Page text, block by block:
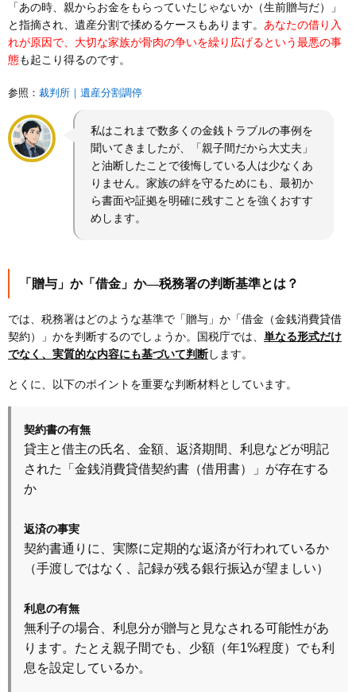
「あの時、親からお金をもらっていたじゃないか（生前贈与だ）」
と指摘され、遺産分割で揉めるケースもあります。 あなたの借り入
れが原因で、大切な家族が骨肉の争いを繰り広げるという最悪の事
態も起こり得るのです。
参照： 裁判所｜遺産分割調停
私はこれまで数多くの金銭トラブルの事例を
聞いてきましたが、「親子間だから大丈夫」
と油断したことで後悔している人は少なくあ
りません。家族の絆を守るためにも、最初か
ら書面や証拠を明確に残すことを強くおすす
めします。
「贈与」か「借金」か―税務署の判断基準とは？
では、税務署はどのような基準で「贈与」か「借金（金銭消費貸借
契約）」かを判断するのでしょうか。国税庁では、 単なる形式だけ
でなく、実質的な内容にも基づいて判断 します。
とくに、以下のポイントを重要な判断材料としています。
契約書の有無
貸主と借主の氏名、金額、返済期間、利息などが明記
された「金銭消費貸借契約書（借用書）」が存在する
か
返済の事実
契約書通りに、実際に定期的な返済が行われているか
（手渡しではなく、記録が残る銀行振込が望ましい）
利息の有無
無利子の場合、利息分が贈与と見なされる可能性があ
ります。たとえ親子間でも、少額（年1%程度）でも利
息を設定しているか。